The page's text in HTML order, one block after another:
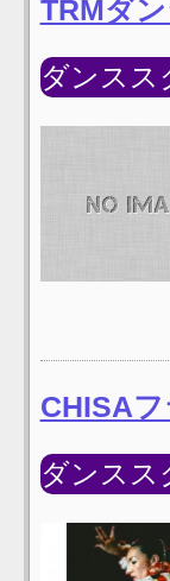
TRMダ
ダンスス
CHISA
ダンスス